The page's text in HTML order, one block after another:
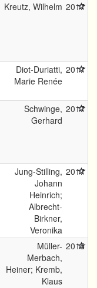
Kreutz, Wilhelm 2017
Diot-Duriatti,
Marie Renée
2017
Schwinge,
Gerhard
2017
Jung-Stilling,
Johann
Heinrich;
Albrecht-
Birkner,
Veronika
2017
Müller-
Merbach,
Heiner; Kremb,
Klaus
2015